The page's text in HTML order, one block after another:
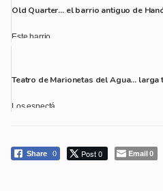
Old Quarter… el barrio antiguo de
Este barrio...
Teatro de Marionetas del Agua… larga
Los espectá...
Share 0 Post 0 Email0